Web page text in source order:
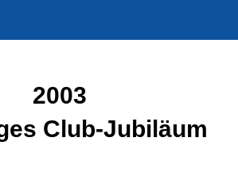
2003
Club-Jubiläum